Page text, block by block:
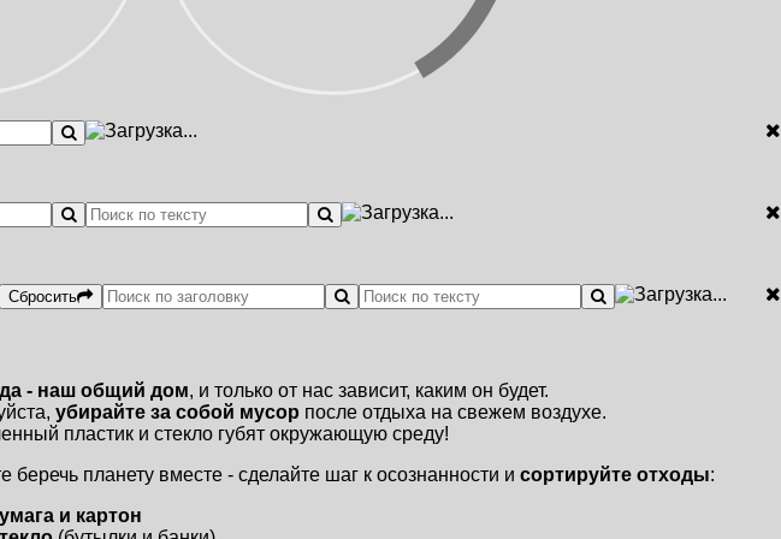
Сбросить
- наш общий дом, и только от нас зависит, каким он будет.
убирайте за собой мусор после отдыха на свежем воздухе.
пластик и стекло губят окружающую среду!
беречь планету вместе - сделайте шаг к осознанности и сортируйте отходы:
и картон